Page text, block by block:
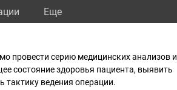
Eще
провести серию медицинских анализов и
состояние здоровья пациента, выявить
ведения операции.